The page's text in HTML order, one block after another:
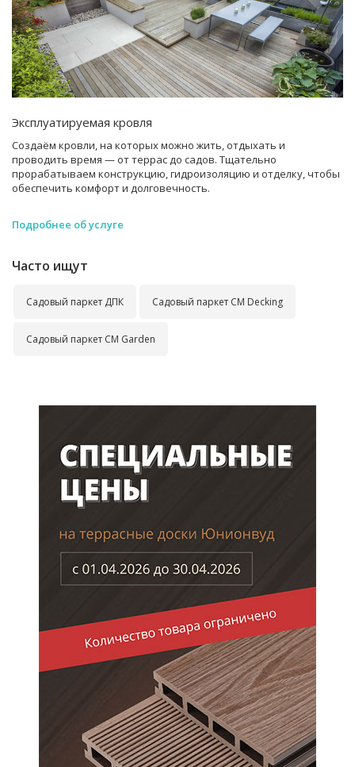
Эксплуатируемая кровля
Создаём кровли, на которых можно жить, отдыхать и
проводить время — от террас до садов. Тщательно
прорабатываем конструкцию, гидроизоляцию и отделку, чтобы
обеспечить комфорт и долговечность.
Подробнее об услуге
Часто ищут
Садовый паркет ДПК Садовый паркет CM Decking
Садовый паркет CM Garden